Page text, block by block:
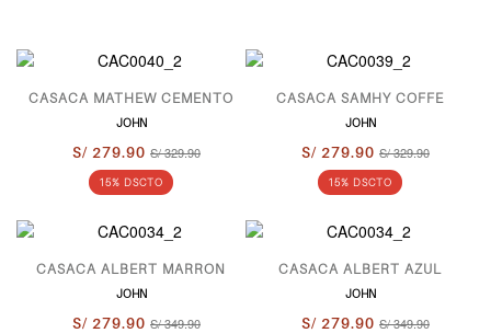
CASACA MATHEW CEMENTO
JOHN
S/ 279.90 S/ 329.90
15% DSCTO
CASACA SAMHY COFFE
JOHN
S/ 279.90 S/ 329.90
15% DSCTO
CASACA ALBERT MARRON
JOHN
S/ 279.90 S/ 349.90
CASACA ALBERT AZUL
JOHN
S/ 279.90 S/ 349.90